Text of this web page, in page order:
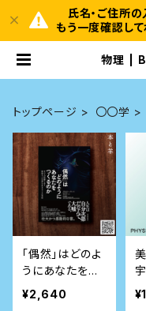
氏名・ご住所の
もう一度確認して
物理 |
トップページ 〇〇学
「偶然」はどのよ
うにあなたをつ
くるのか
¥2,640